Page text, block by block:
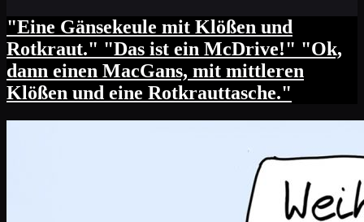
"Eine Gänsekeule mit Klößen und
Rotkraut." "Das ist ein McDrive!" "Ok,
dann einen MacGans, mit mittleren
Klößen und eine Rotkrauttasche."